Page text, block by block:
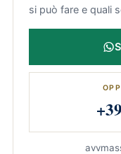
si può fare e quali